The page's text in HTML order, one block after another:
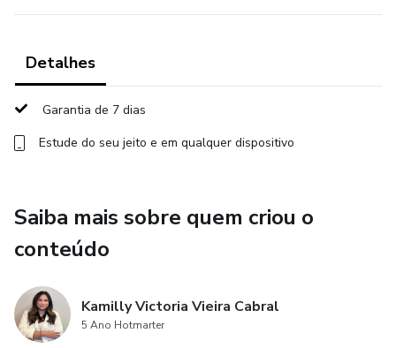
gerando uma renda PASSIVA, o que significa mais tempo
para estar com sua família, viajar, experimentar coisas
novas e realmente aproveitar ao máximo a vida!
A revista Forbes acabou de anunciar que o Marketing
começar do que AGORA!
Detalhes
Garantia de 7 dias
Estude do seu jeito e em qualquer dispositivo
Saiba mais sobre quem criou o
conteúdo
Kamilly Victoria Vieira Cabral
5 Ano Hotmarter